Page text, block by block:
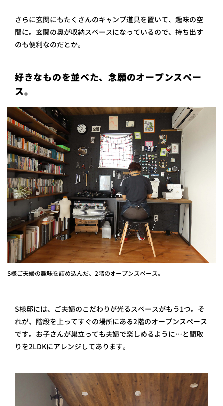
さらに玄関にもたくさんのキャンプ道具を置いて、趣味の空
間に。玄関の奥が収納スペースになっているので、持ち出す
のも便利なのだとか。
好きなものを並べた、念願のオープンスペー
ス。
S様ご夫婦の趣味を詰め込んだ、2階のオープンスペース。
S様邸には、ご夫婦のこだわりが光るスペースがもう1つ。そ
れが、階段を上ってすぐの場所にある2階のオープンスペース
です。お子さんが巣立っても夫婦で楽しめるように…と間取
りを2LDKにアレンジしてあります。